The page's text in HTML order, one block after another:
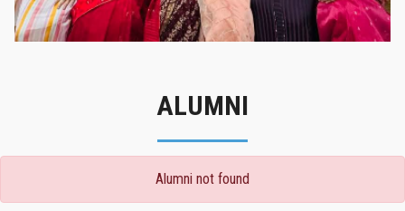
ALUMNI
Alumni not found